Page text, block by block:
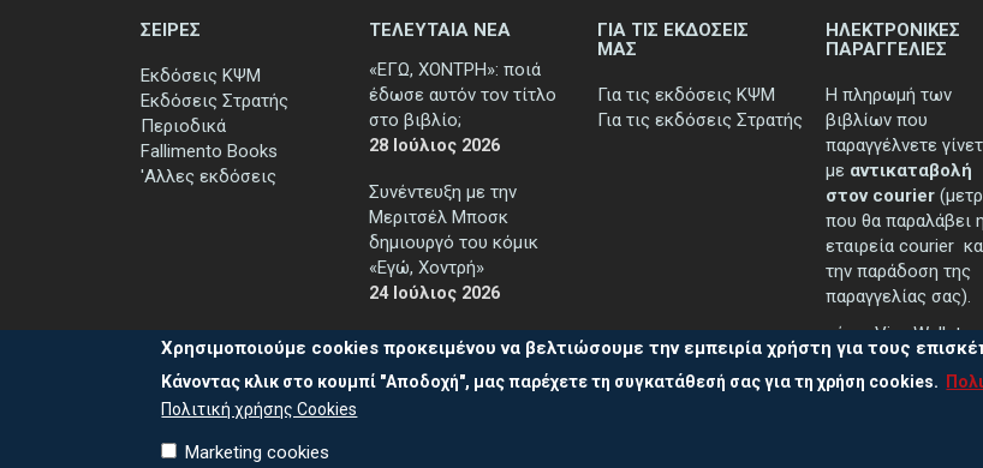
ΣΕΙΡΕΣ
Εκδόσεις ΚΨΜ
Εκδόσεις Στρατής
Περιοδικά
Fallimento Books
'Αλλες εκδόσεις
ΤΕΛΕΥΤΑΙΑ ΝΕΑ
«ΕΓΩ, ΧΟΝΤΡΗ»: ποιά
έδωσε αυτόν τον τίτλο
στο βιβλίο;
28 Ιούλιος 2026
Συνέντευξη με την
Μεριτσέλ Μποσκ
δημιουργό του κόμικ
«Εγώ, Χοντρή»
24 Ιούλιος 2026
ΓΙΑ ΤΙΣ ΕΚΔΟΣΕΙΣ
ΜΑΣ
Για τις εκδόσεις ΚΨΜ
Για τις εκδόσεις Στρατής
ΗΛΕΚΤΡΟΝΙΚΕΣ
ΠΑΡΑΓΓΕΛΙΕΣ
Η πληρωμή των
βιβλίων που
παραγγέλνετε
με αντικαταβολή
στον courier
που θα παραλάβει η
εταιρεία courier
την παράδοση της
παραγγελίας σας).
μέσω Viva Wallet.
..περισσότερα
Χρησιμοποιούμε cookies προκειμένου να βελτιώσουμε την εμπειρία χρήστη για τους
Κάνοντας κλικ στο κουμπί "Αποδοχή", μας παρέχετε τη συγκατάθεσή σας για τη χρήση cookies.
Πολιτική χρήσης Cookies
Marketing cookies